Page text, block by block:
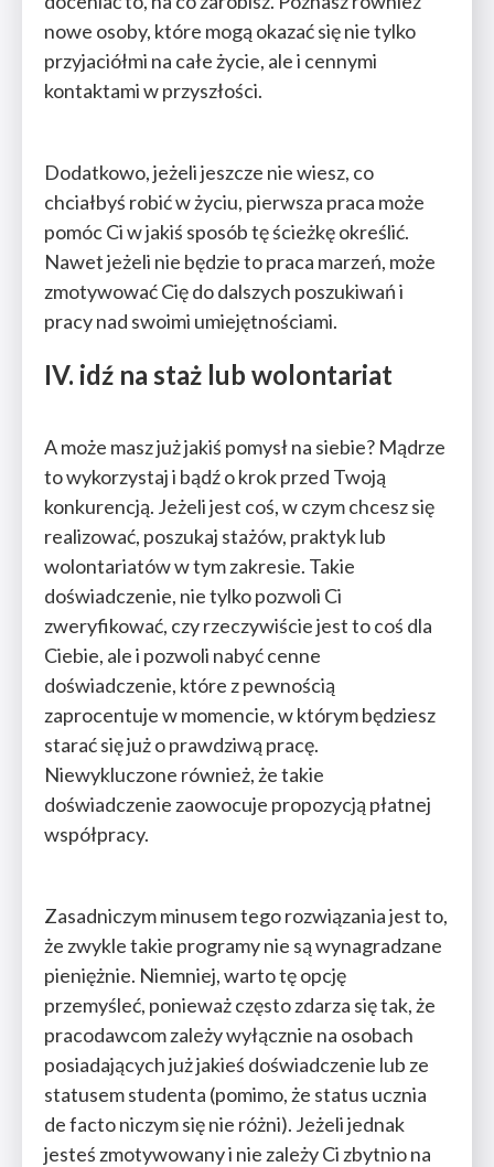
nowe osoby, które mogą okazać się nie tylko
przyjaciółmi na całe życie, ale i cennymi
kontaktami w przyszłości.
Dodatkowo, jeżeli jeszcze nie wiesz, co
chciałbyś robić w życiu, pierwsza praca może
pomóc Ci w jakiś sposób tę ścieżkę określić.
Nawet jeżeli nie będzie to praca marzeń, może
zmotywować Cię do dalszych poszukiwań i
pracy nad swoimi umiejętnościami.
IV. idź na staż lub wolontariat
A może masz już jakiś pomysł na siebie? Mądrze
to wykorzystaj i bądź o krok przed Twoją
konkurencją. Jeżeli jest coś, w czym chcesz się
realizować, poszukaj stażów, praktyk lub
wolontariatów w tym zakresie. Takie
doświadczenie, nie tylko pozwoli Ci
zweryfikować, czy rzeczywiście jest to coś dla
Ciebie, ale i pozwoli nabyć cenne
doświadczenie, które z pewnością
zaprocentuje w momencie, w którym będziesz
starać się już o prawdziwą pracę.
Niewykluczone również, że takie
doświadczenie zaowocuje propozycją płatnej
współpracy.
Zasadniczym minusem tego rozwiązania jest to,
że zwykle takie programy nie są wynagradzane
pieniężnie. Niemniej, warto tę opcję
przemyśleć, ponieważ często zdarza się tak, że
pracodawcom zależy wyłącznie na osobach
posiadających już jakieś doświadczenie lub ze
statusem studenta (pomimo, że status ucznia
de facto niczym się nie różni). Jeżeli jednak
jesteś zmotywowany i nie zależy Ci zbytnio na